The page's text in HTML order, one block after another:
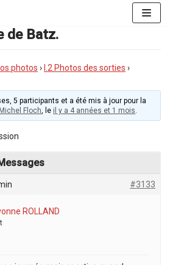
de Batz.
photos › I.2 Photos des sorties ›
5 participants et a été mis à jour pour la
Floch, le il y a 4 années et 1 mois.
#3133
ROLLAND